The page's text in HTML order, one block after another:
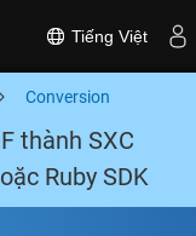
Tiếng Việt
Conversion
thành SXC
Ruby SDK